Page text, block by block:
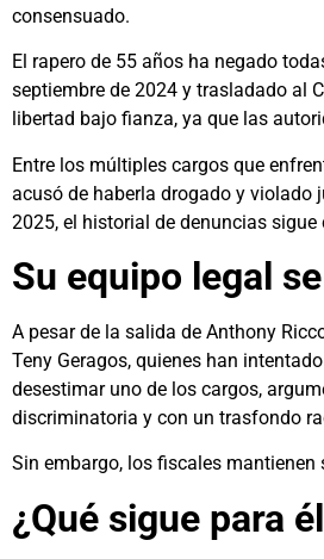
consensuado.
El rapero de 55 años ha negado
septiembre de 2024 y trasladado al
libertad bajo fianza, ya que las
Entre los múltiples cargos que
acusó de haberla drogado y violado
2025, el historial de denuncias sigue
Su equipo legal
A pesar de la salida de Anthony
Teny Geragos, quienes han
desestimar uno de los cargos,
discriminatoria y con un trasfondo
Sin embargo, los fiscales
¿Qué sigue para